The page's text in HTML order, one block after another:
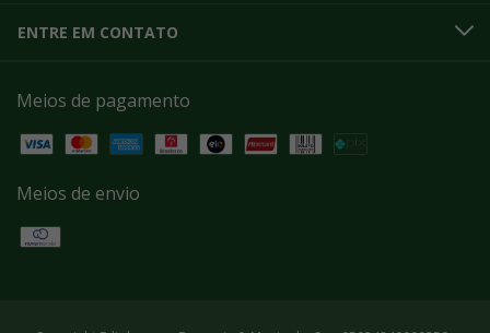
ENTRE EM CONTATO
Meios de pagamento
Meios de envio